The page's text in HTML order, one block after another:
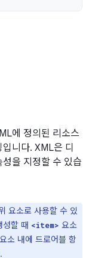
에 정의된 리소스
니다. XML은 디
을 지정할 수 있습
요소로 사용할 수 있
성할 때 <item> 요소
소 내에 드로어블 항